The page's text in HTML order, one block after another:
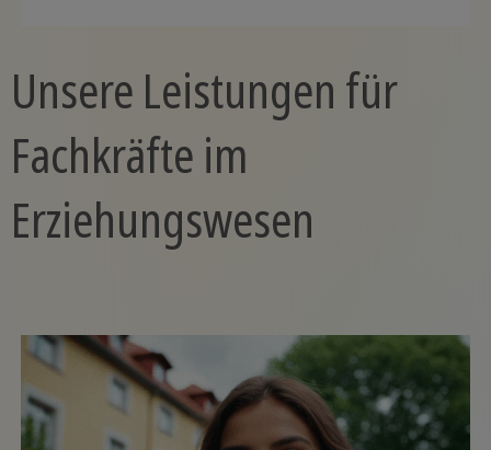
Unsere Leistungen für
Fachkräfte im
Erziehungswesen